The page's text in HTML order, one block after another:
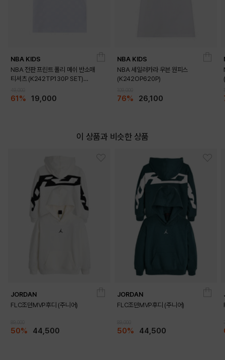
DETAILS
NBA KIDS
NBA 전판 프린트 폴리 메쉬 반소매
티셔츠 (K242TP130P SET)
61% 19,000
NBA KIDS
NBA 세일러카라 우븐 원피스
(K242OP620P)
76% 26,100
이 상품과 비슷한 상품
JORDAN
FLC조던MVP후디 (주니어)
50% 44,500
JORDAN
FLC조던MVP후디 (주니어)
50% 44,500